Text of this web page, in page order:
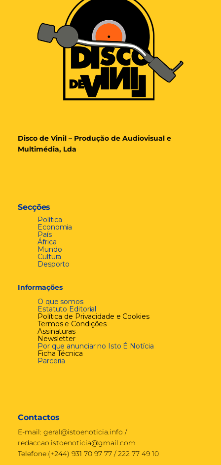
Disco de Vinil – Produção de Audiovisual e
Multimédia, Lda
Secções
Política
Economia
País
África
Mundo
Cultura
Desporto
Informações
O que somos
Estatuto Editorial
Política de Privacidade e Cookies
Termos e Condições
Assinaturas
Newsletter
Por que anunciar no Isto É Notícia
Ficha Técnica
Parceria
Contactos
E-mail: geral@istoenoticia.info /
redaccao.istoenoticia@gmail.com
Telefone:(+244) 931 70 97 77 / 222 77 49 10